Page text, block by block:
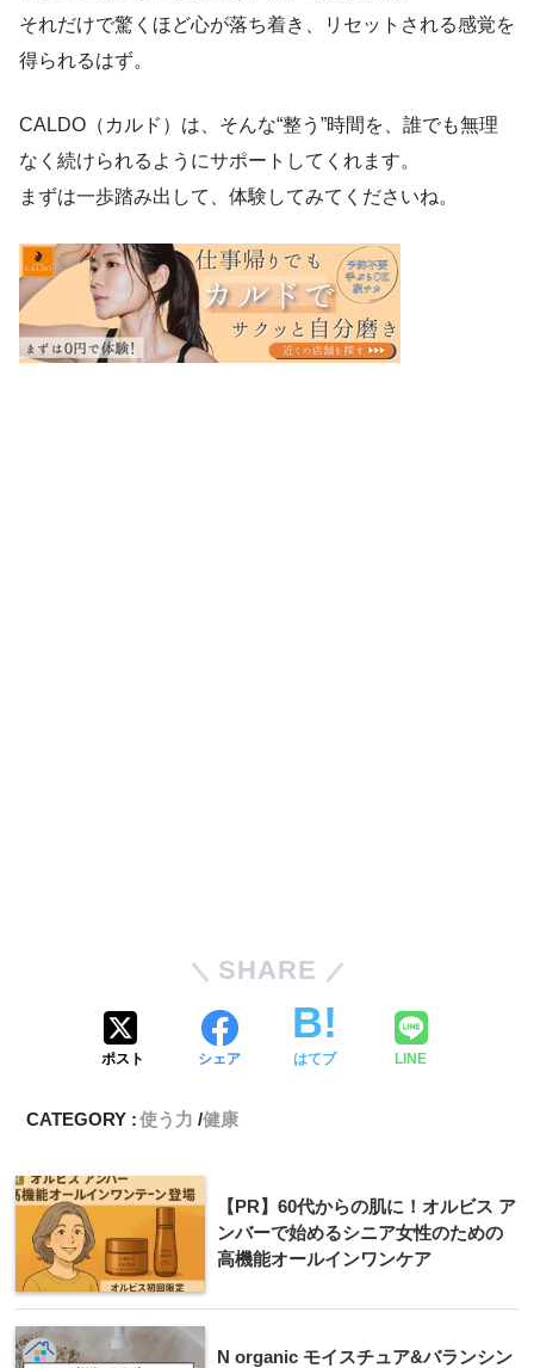
それだけで驚くほど心が落ち着き、リセットされる感覚を
得られるはず。
CALDO（カルド）は、そんな“整う”時間を、誰でも無理
なく続けられるようにサポートしてくれます。
まずは一歩踏み出して、体験してみてくださいね。
SHARE
ポスト シェア はてブ LINE
CATEGORY :使う力 健康
【PR】60代からの肌に！オルビス ア
ンバーで始めるシニア女性のための
高機能オールインワンケア
N organic モイスチュア&バランシン